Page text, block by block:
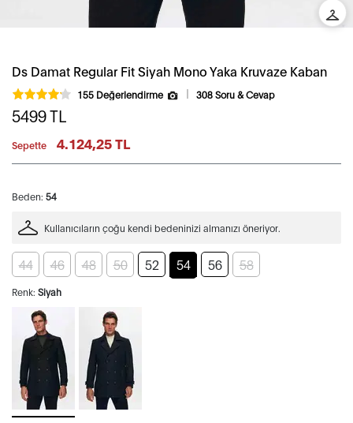
Ds Damat Regular Fit Siyah Mono Yaka Kruvaze Kaban
155 Değerlendirme 308 Soru & Cevap
5499TL
Sepette 4.124,25 TL
Beden: 54
Kullanıcıların çoğu kendi bedeninizi almanızı öneriyor.
44 46 48 50 52 54 56 58
Renk: Siyah